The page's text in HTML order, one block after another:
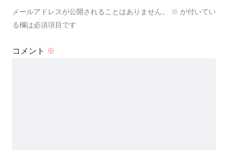
メールアドレスが公開されることはありません。 ※ が付いてい
る欄は必須項目です
コメント ※